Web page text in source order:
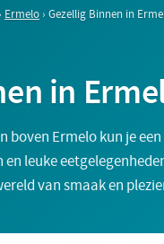
› Ermelo › Gezellig Binnen in
in
boven Ermelo kun je
leuke
van smaak en